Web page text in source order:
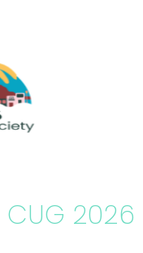
2026